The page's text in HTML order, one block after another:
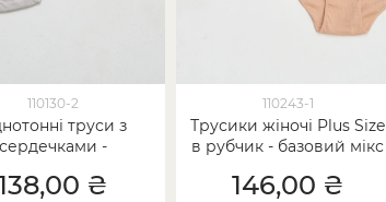
110130-2
труси з
сердечками -
супербатал₴
110243-1
Трусики жіночі Plus Size
в рубчик - базовий мікс
146,00 ₴